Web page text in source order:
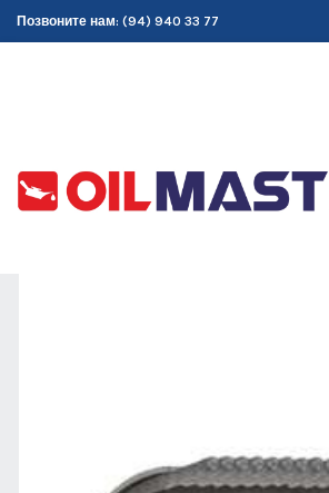
Позвоните нам: (94) 940 33 77